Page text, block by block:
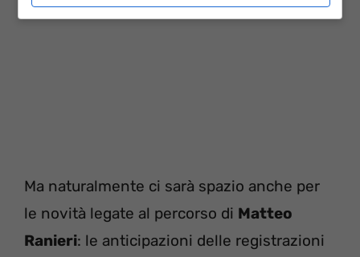
Ma naturalmente ci sarà spazio anche per
le novità legate al percorso di Matteo
Ranieri: le anticipazioni delle registrazioni